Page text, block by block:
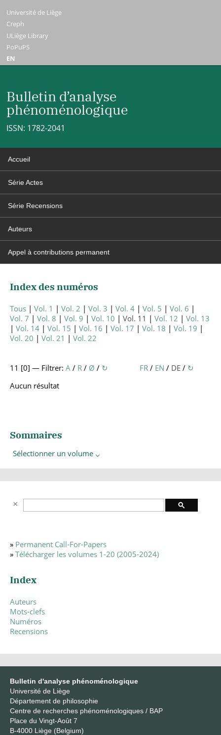
Université de Liège
Creph
ULiège Library
PoPuPS
EN
Bulletin d’analyse
phénoménologique
ISSN: 1782-2041
Accueil
Série Actes
Série Recensions
Auteurs
Appel à contributions permanent
Index des numéros
Tous Vol. 1 Vol. 2 Vol. 3 Vol. 4 Vol. 5
Vol. 6
Vol. 7
Vol. 8 Vol. 9 Vol. 10 Vol. 11 Vol. 12
Vol. 13
Vol. 14
Vol. 15 Vol. 16 Vol. 17 Vol. 18
Vol. 19
Vol. 20
Vol. 21 Vol. 22
11 [0] — Filtrer: A / R / Ø / ↻ FR / EN / DE / ↻
Aucun résultat
Sommaires
Sélectionner un volume
» Permanent Call-For-Papers
» Télécharger les volumes 1-20 (2005-2024)
Index
Auteurs
Mots-clefs
Numéros
Recensions
Bulletin d'analyse phénoménologique
Université de Liège
Département de philosophie
Centre de recherches phénoménologiques / BAP
Place du Vingt-Août 7
B-4000 Liège (Belgium)